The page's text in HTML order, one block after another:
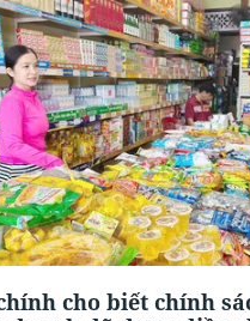
cho biết chính